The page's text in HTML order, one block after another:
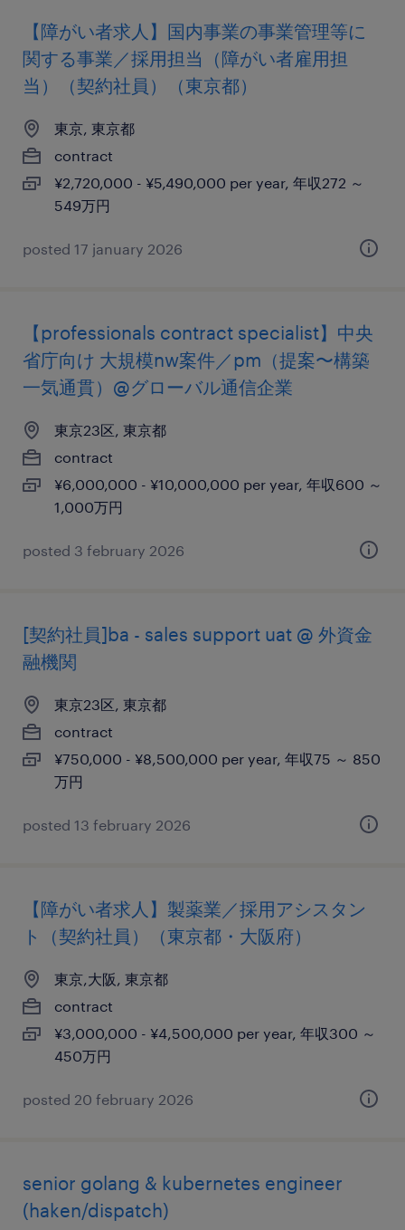
【障がい者求人】国内事業の事業管理等に
関する事業／採用担当（障がい者雇用担
当）（契約社員）（東京都）
東京, 東京都
contract
¥2,720,000 - ¥5,490,000 per year, 年収272 ～
549万円
posted 17 january 2026
【professionals contract specialist】中央
省庁向け 大規模nw案件／pm（提案〜構築
一気通貫）@グローバル通信企業
東京23区, 東京都
contract
¥6,000,000 - ¥10,000,000 per year, 年収600 ～
1,000万円
posted 3 february 2026
[契約社員]ba - sales support uat @ 外資金
融機関
東京23区, 東京都
contract
¥750,000 - ¥8,500,000 per year, 年収75 ～ 850
万円
posted 13 february 2026
【障がい者求人】製薬業／採用アシスタン
ト（契約社員）（東京都・大阪府）
東京,大阪, 東京都
contract
¥3,000,000 - ¥4,500,000 per year, 年収300 ～
450万円
posted 20 february 2026
senior golang & kubernetes engineer
(haken/dispatch)